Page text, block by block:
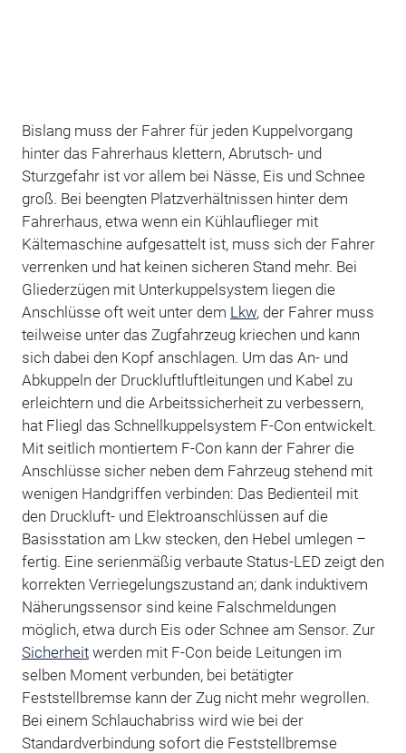
Bislang muss der Fahrer für jeden Kuppelvorgang
hinter das Fahrerhaus klettern, Abrutsch- und
Sturzgefahr ist vor allem bei Nässe, Eis und Schnee
groß. Bei beengten Platzverhältnissen hinter dem
Fahrerhaus, etwa wenn ein Kühlauflieger mit
Kältemaschine aufgesattelt ist, muss sich der Fahrer
verrenken und hat keinen sicheren Stand mehr. Bei
Gliederzügen mit Unterkuppelsystem liegen die
Anschlüsse oft weit unter dem Lkw, der Fahrer muss
teilweise unter das Zugfahrzeug kriechen und kann
sich dabei den Kopf anschlagen. Um das An- und
Abkuppeln der Druckluftluftleitungen und Kabel zu
erleichtern und die Arbeitssicherheit zu verbessern,
hat Fliegl das Schnellkuppelsystem F-Con entwickelt.
Mit seitlich montiertem F-Con kann der Fahrer die
Anschlüsse sicher neben dem Fahrzeug stehend mit
wenigen Handgriffen verbinden: Das Bedienteil mit
den Druckluft- und Elektroanschlüssen auf die
Basisstation am Lkw stecken, den Hebel umlegen –
fertig. Eine serienmäßig verbaute Status-LED zeigt den
korrekten Verriegelungszustand an; dank induktivem
Näherungssensor sind keine Falschmeldungen
möglich, etwa durch Eis oder Schnee am Sensor. Zur
Sicherheitwerden mit F-Con beide Leitungen im
selben Moment verbunden, bei betätigter
Feststellbremse kann der Zug nicht mehr wegrollen.
Bei einem Schlauchabriss wird wie bei der
Standardverbindung sofort die Feststellbremse